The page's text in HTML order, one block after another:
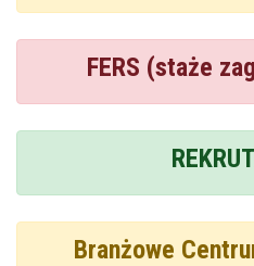
FERS (staże
Branżowe